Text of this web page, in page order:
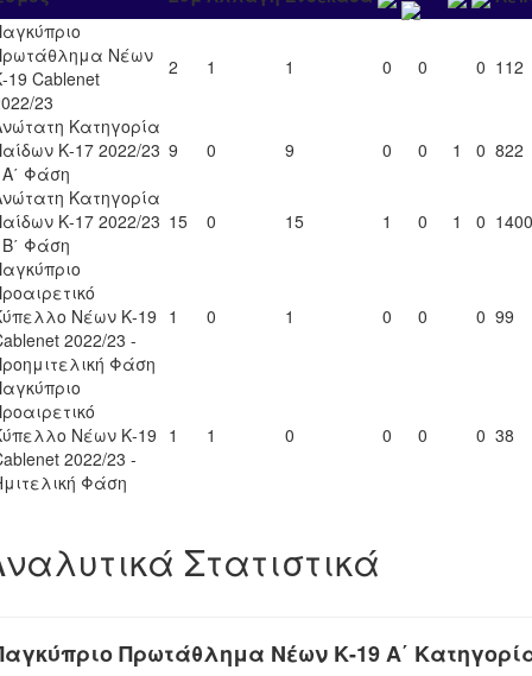
Νέων
19 Cablenet
23
2 1 1 0 0 0 112
Κατηγορία
Κ-17 2022/23
Φάση
9 0 9 0 0 1 0 822
Κατηγορία
Κ-17 2022/23
Φάση
15 0 15 1 0 1 0 1400
Νέων Κ-19
2022/23 -
Φάση
1 0 1 0 0 0 99
Νέων Κ-19
2022/23 -
Φάση
1 1 0 0 0 0 38
Στατιστικά
Πρωτάθλημα Νέων Κ-19 Α΄